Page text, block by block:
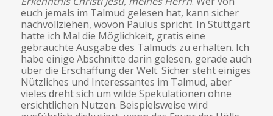
euch jemals im Talmud gelesen hat, kann sicher
nachvollziehen, wovon Paulus spricht. In Stuttgart
hatte ich Mal die Möglichkeit, gratis eine
gebrauchte Ausgabe des Talmuds zu erhalten. Ich
habe einige Abschnitte darin gelesen, gerade auch
über die Erschaffung der Welt. Sicher steht einiges
Nützliches und Interessantes im Talmud, aber
vieles dreht sich um wilde Spekulationen ohne
ersichtlichen Nutzen. Beispielsweise wird